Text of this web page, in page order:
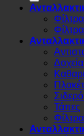
Τάπες